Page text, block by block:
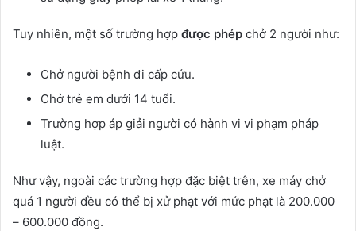
Tuy nhiên, một số trường hợp được phép chở 2 người như:
Chở người bệnh đi cấp cứu.
Chở trẻ em dưới 14 tuổi.
Trường hợp áp giải người có hành vi vi phạm pháp
luật.
Như vậy, ngoài các trường hợp đặc biệt trên, xe máy chở
quá 1 người đều có thể bị xử phạt với mức phạt là 200.000
– 600.000 đồng.